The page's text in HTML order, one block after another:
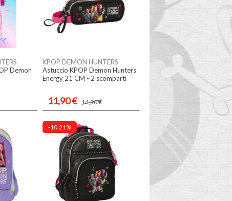
Demon
KPOP DEMON HUNTERS
Astuccio KPOP Demon Hunters
Energy 21 CM - 2 scomparti
11,90 € 14,90 €
-10.21%